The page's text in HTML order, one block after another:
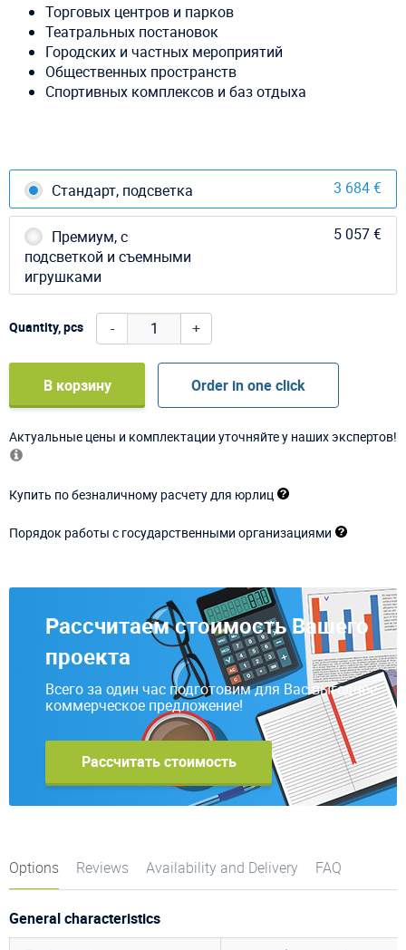
Торговых центров и парков
Театральных постановок
Городских и частных мероприятий
Общественных пространств
Спортивных комплексов и баз отдыха
Стандарт, подсветка 3 684 €
Премиум, с
подсветкой и съемными
игрушками
5 057 €
Quantity, pcs - +
В корзину Order in one click
Актуальные цены и комплектации уточняйте у наших экспертов!
Купить по безналичному расчету для юрлиц
Порядок работы с государственными организациями
Рассчитаем стоимость Вашего
проекта
Всего за один час подготовим для Вас выгодное
коммерческое предложение!
Рассчитать стоимость
Options Reviews Availability and Delivery FAQ
General characteristics